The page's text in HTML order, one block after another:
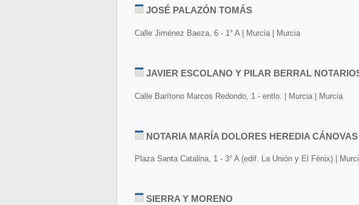
JOSÉ PALAZÓN TOMÁS
Calle Jiménez Baeza, 6 - 1° A | Murcia | Murcia
JAVIER ESCOLANO Y PILAR BERRAL
Calle Barítono Marcos Redondo, 1 - entlo. | Murcia | Murcia
NOTARIA MARÍA DOLORES HEREDIA CÁNOVAS
Plaza Santa Catalina, 1 - 3° A (edif. La Unión y El Fénix) |
SIERRA Y MORENO